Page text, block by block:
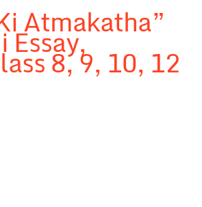
Atmakatha”
Essay,8, 9, 10, 12